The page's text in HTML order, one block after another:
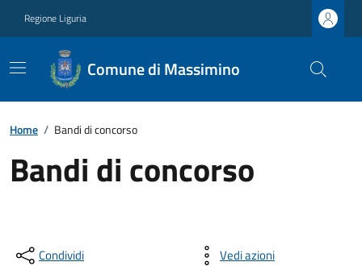
Regione Liguria
Comune di Massimino
Home / Bandi di concorso
Bandi di concorso
Condividi Vedi azioni